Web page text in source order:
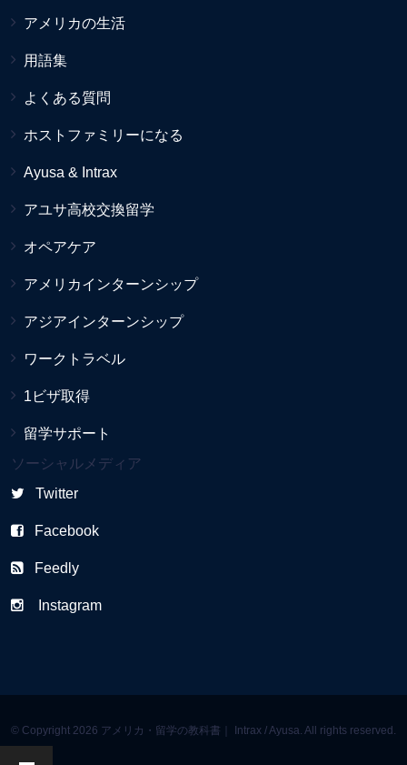
アメリカの生活
用語集
よくある質問
ホストファミリーになる
Ayusa & Intrax
アユサ高校交換留学
オペアケア
アメリカインターンシップ
アジアインターンシップ
ワークトラベル
1ビザ取得
留学サポート
ソーシャルメディア
Twitter
Facebook
Feedly
Instagram
© Copyright 2026 アメリカ・留学の教科書｜ Intrax / Ayusa. All rights reserved.